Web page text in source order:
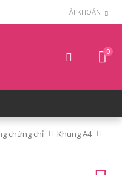
TÀI KHOẢN
0
chứng chỉ
Khung A4